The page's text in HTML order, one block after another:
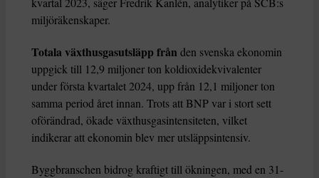
miljöräkenskaper.
Totala växthusgasutsläpp från den svenska ekonomin
uppgick till 12,9 miljoner ton koldioxidekvivalenter
under första kvartalet 2024, upp från 12,1 miljoner ton
samma period året innan. Trots att BNP var i stort sett
oförändrad, ökade växthusgasintensiteten, vilket
indikerar att ekonomin blev mer utsläppsintensiv.
Byggbranschen bidrog kraftigt till ökningen, med en 31-